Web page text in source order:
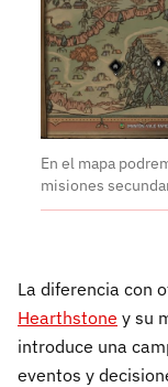
En el mapa
misiones
La diferencia con
Hearthstone y su
introduce una
eventos y